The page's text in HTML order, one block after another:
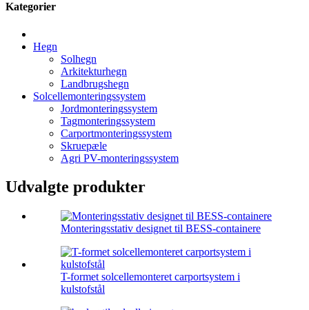
Kategorier
Hegn
Solhegn
Arkitekturhegn
Landbrugshegn
Solcellemonteringssystem
Jordmonteringssystem
Tagmonteringssystem
Carportmonteringssystem
Skruepæle
Agri PV-monteringssystem
Udvalgte produkter
Monteringsstativ designet til BESS-containere
T-formet solcellemonteret carportsystem i
kulstofstål